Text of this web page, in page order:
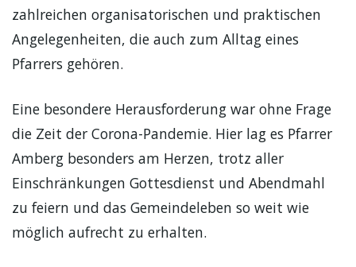
zahlreichen organisatorischen und praktischen
Angelegenheiten, die auch zum Alltag eines
Pfarrers gehören.
Eine besondere Herausforderung war ohne Frage
die Zeit der Corona-Pandemie. Hier lag es Pfarrer
Amberg besonders am Herzen, trotz aller
Einschränkungen Gottesdienst und Abendmahl
zu feiern und das Gemeindeleben so weit wie
möglich aufrecht zu erhalten.